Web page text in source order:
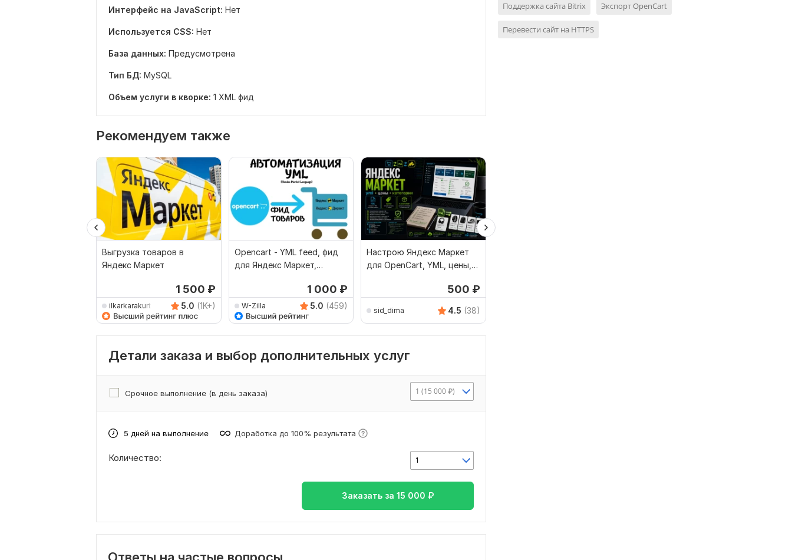
Интерфейс на JavaScript: Нет
Используется CSS: Нет
База данных: Предусмотрена
Тип БД: MySQL
Объем услуги в кворке: 1 XML фид
Рекомендуем также
Выгрузка товаров в
Яндекс Маркет
1 500 ₽
ilkarkarakurt 5.0 (1K+)
Opencart - YML feed, фид
для Яндекс Маркет,
1 000 ₽
W-Zilla 5.0 (459)
Настрою Яндекс Маркет
для OpenCart, YML, цены,
500 ₽
sid_dima 4.5 (38)
Детали заказа и выбор дополнительных услуг
Срочное выполнение (в день заказа) 1 (15 000 ₽)
5 дней на выполнение Доработка до 100% результата
1
Количество:
Заказать за 15 000 ₽
Поддержка сайта Bitrix Экспорт OpenCart
Перевести сайт на HTTPS